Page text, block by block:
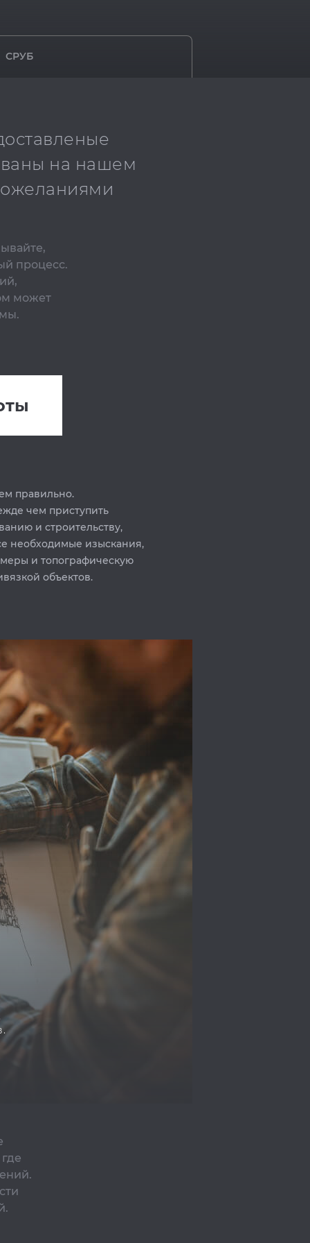
СРУБ
на нашем
процесс.
может
правильно.
чем приступить
и строительству,
необходимые изыскания,
и топографическую
объектов.